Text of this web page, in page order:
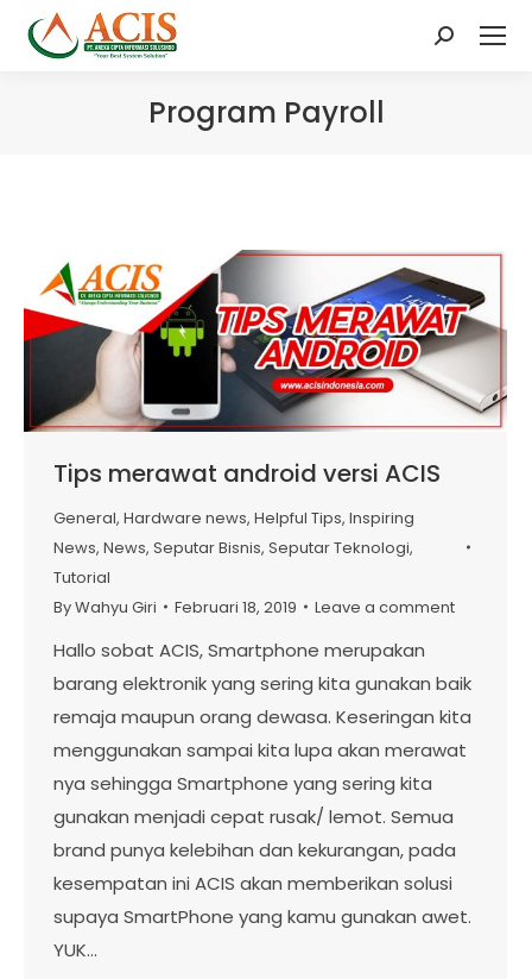
Search:
Program Payroll
Tips merawat android versi ACIS
General, Hardware news, Helpful Tips, Inspiring
News, News, Seputar Bisnis, Seputar Teknologi,
Tutorial
ByWahyu Giri Februari 18, 2019 Leave a comment
Hallo sobat ACIS, Smartphone merupakan
barang elektronik yang sering kita gunakan baik
remaja maupun orang dewasa. Keseringan kita
menggunakan sampai kita lupa akan merawat
nya sehingga Smartphone yang sering kita
gunakan menjadi cepat rusak/ lemot. Semua
brand punya kelebihan dan kekurangan, pada
kesempatan ini ACIS akan memberikan solusi
supaya SmartPhone yang kamu gunakan awet.
YUK…